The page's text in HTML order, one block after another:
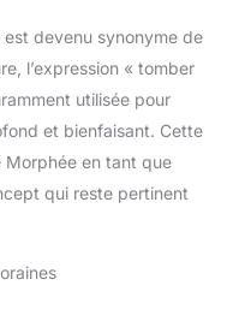
devenu synonyme de
l’expression « tomber
utilisée pour
et bienfaisant. Cette
Morphée en tant que
qui reste pertinent